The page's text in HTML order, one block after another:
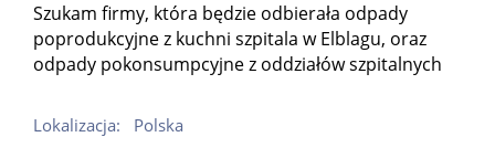
Szukam firmy, która będzie odbierała odpady
poprodukcyjne z kuchni szpitala w Elblagu, oraz
odpady pokonsumpcyjne z oddziałów szpitalnych
Lokalizacja: Polska